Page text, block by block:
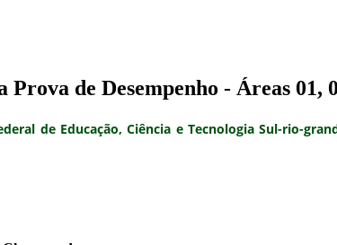
de Desempenho - Áreas 01,
de Educação, Ciência e Tecnologia Sul-rio-